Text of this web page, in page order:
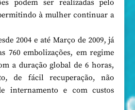
podem ser realizadas pelo
à mulher continuar a
2004 e até Março de 2009, já
760 embolizações, em regime
a duração global de 6 horas,
de fácil recuperação, não
internamento e com custos